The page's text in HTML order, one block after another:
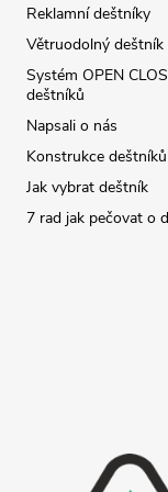
Reklamní deštníky
Větruodolný deštník
Systém OPEN
deštníků
Napsali o nás
Konstrukce deštníků
Jak vybrat deštník
7 rad jak pečovat o